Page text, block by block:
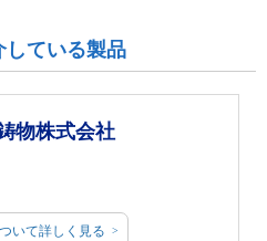
している製品
物株式会社
いて詳しく見る